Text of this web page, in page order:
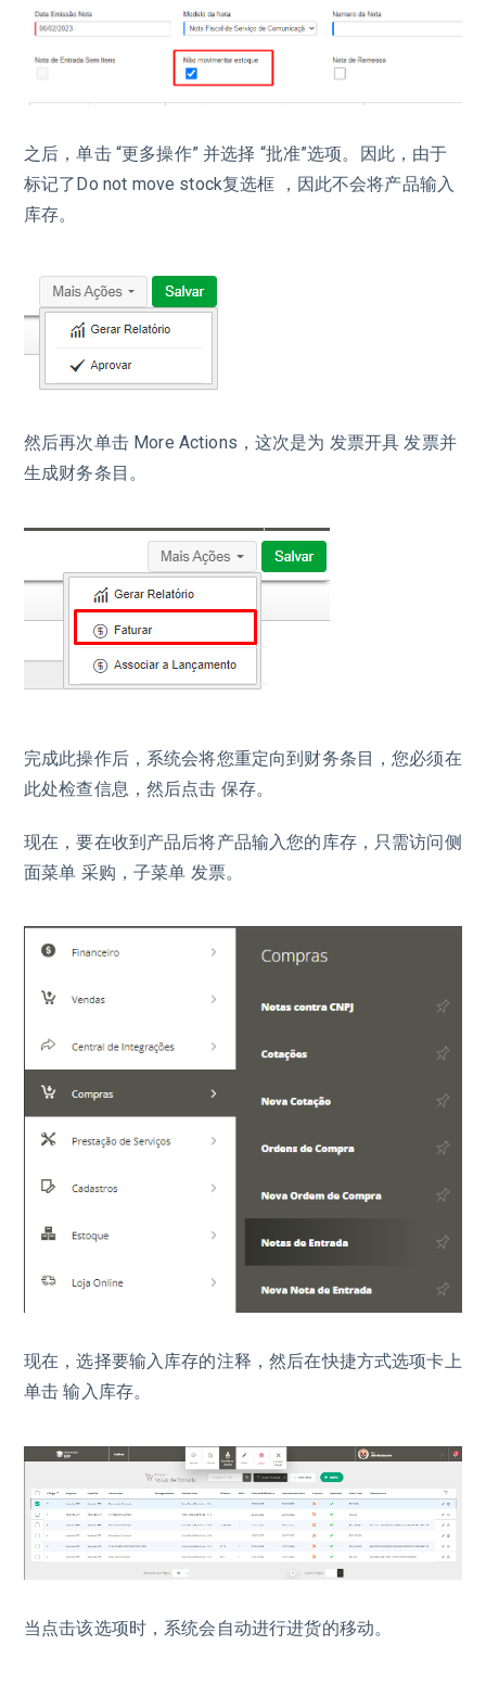
之后，单击 “更多操作” 并选择 “批准”选项。因此，由于
标记了Do not move stock复选框 ，因此不会将产品输入
库存。
然后再次单击 More Actions，这次是为 发票开具 发票并
生成财务条目。
完成此操作后，系统会将您重定向到财务条目，您必须在
此处检查信息，然后点击 保存。
现在，要在收到产品后将产品输入您的库存，只需访问侧
面菜单 采购，子菜单 发票。
现在，选择要输入库存的注释，然后在快捷方式选项卡上
单击 输入库存。
当点击该选项时，系统会自动进行进货的移动。